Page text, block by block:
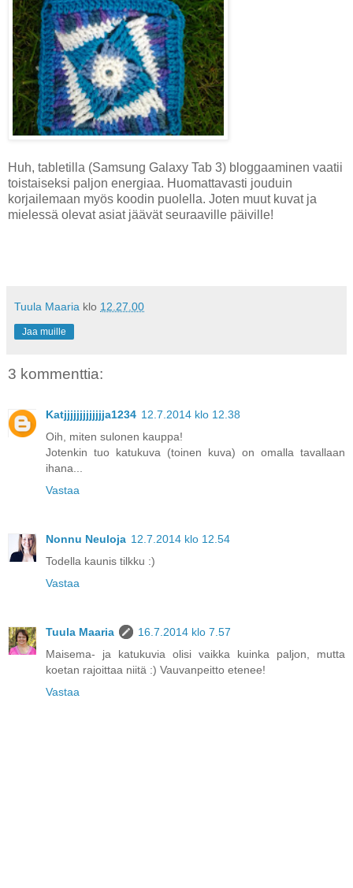
Huh, tabletilla (Samsung Galaxy Tab 3) bloggaaminen vaatii
toistaiseksi paljon energiaa. Huomattavasti jouduin
korjailemaan myös koodin puolella. Joten muut kuvat ja
mielessä olevat asiat jäävät seuraaville päiville!
Tuula Maaria klo 12.27.00
Jaa muille
3 kommenttia:
Katjjjjjjjjjjjjja1234 12.7.2014 klo 12.38
Oih, miten sulonen kauppa!
Jotenkin tuo katukuva (toinen kuva) on omalla tavallaan
ihana...
Vastaa
Nonnu Neuloja 12.7.2014 klo 12.54
Todella kaunis tilkku :)
Vastaa
Tuula Maaria
16.7.2014 klo 7.57
Maisema- ja katukuvia olisi vaikka kuinka paljon, mutta
koetan rajoittaa niitä :) Vauvanpeitto etenee!
Vastaa